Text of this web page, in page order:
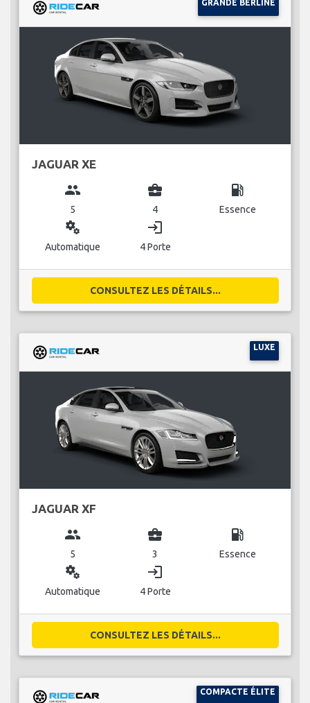
GRANDE BERLINE
JAGUAR XE
group
5
business_center
4
local_gas_station
Essence
miscellaneous_services
Automatique
login
4 Porte
CONSULTEZ LES DÉTAILS...
LUXE
JAGUAR XF
group
5
business_center
3
local_gas_station
Essence
miscellaneous_services
Automatique
login
4 Porte
CONSULTEZ LES DÉTAILS...
COMPACTE ÉLITE